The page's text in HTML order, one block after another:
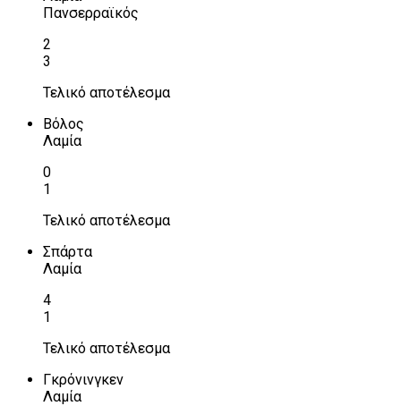
Πανσερραϊκός
2
3
Τελικό αποτέλεσμα
Βόλος
Λαμία
0
1
Τελικό αποτέλεσμα
Σπάρτα
Λαμία
4
1
Τελικό αποτέλεσμα
Γκρόνινγκεν
Λαμία